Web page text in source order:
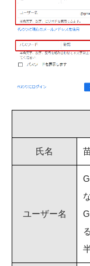
氏名
ユーザー名
る